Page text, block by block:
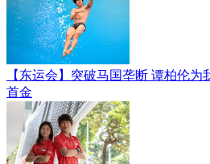
【东运会】突破马国垄断 谭柏伦为
首金